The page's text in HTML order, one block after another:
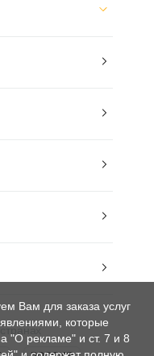
Вам для заказа услуг
которые
"О рекламе" и ст. 7 и 8